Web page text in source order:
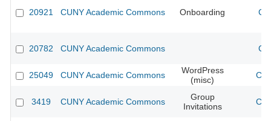
20921 CUNY Academic Commons Onboarding
20782 CUNY Academic Commons
25049 CUNY Academic Commons
WordPress
(misc)
3419 CUNY Academic Commons
Group
Invitations